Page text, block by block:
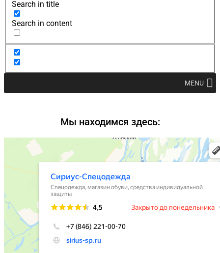
Search in title
Search in content
MENU
Мы находимся здесь: